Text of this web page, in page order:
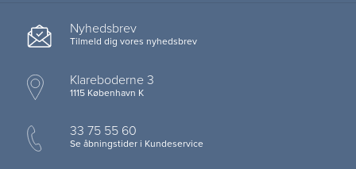
Nyhedsbrev
Tilmeld dig vores nyhedsbrev
Klareboderne 3
1115 København K
33 75 55 60
Se åbningstider i Kundeservice